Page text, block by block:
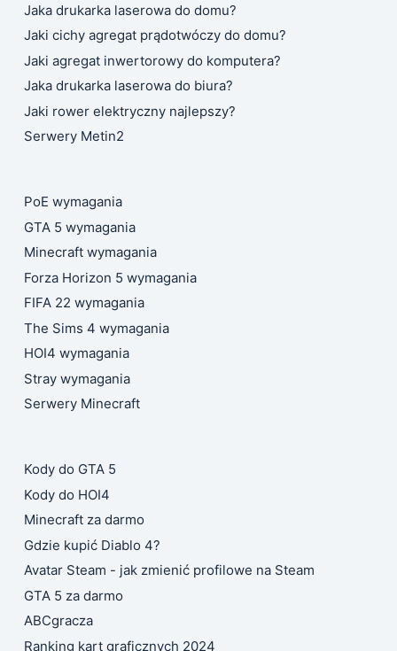
Jaka drukarka laserowa do domu?
Jaki cichy agregat prądotwóczy do domu?
Jaki agregat inwertorowy do komputera?
Jaka drukarka laserowa do biura?
Jaki rower elektryczny najlepszy?
Serwery Metin2
PoE wymagania
GTA 5 wymagania
Minecraft wymagania
Forza Horizon 5 wymagania
FIFA 22 wymagania
The Sims 4 wymagania
HOI4 wymagania
Stray wymagania
Serwery Minecraft
Kody do GTA 5
Kody do HOI4
Minecraft za darmo
Gdzie kupić Diablo 4?
Avatar Steam - jak zmienić profilowe na Steam
GTA 5 za darmo
ABCgracza
Ranking kart graficznych 2024